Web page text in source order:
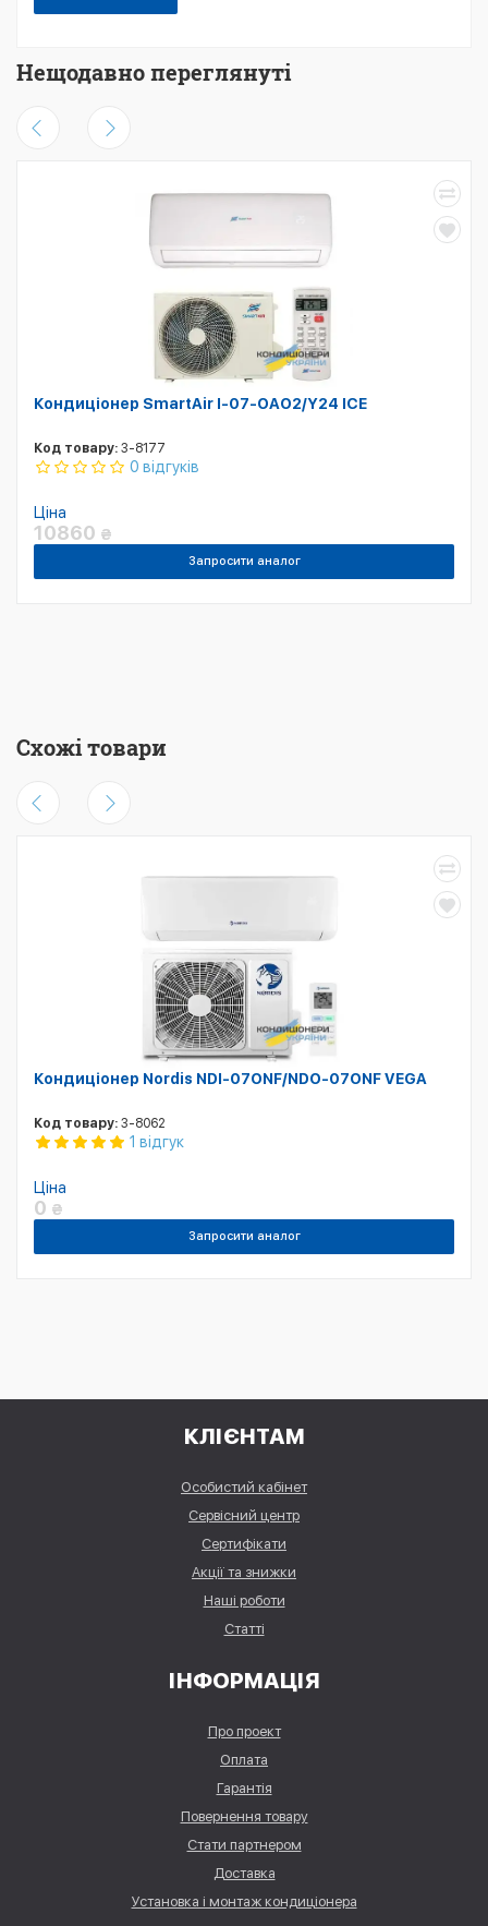
Нещодавно переглянуті
Кондиціонер SmartAir I-07-OAO2/Y24 ICE
Код товару: 3-8177
0 відгуків
Ціна
10860 ₴
Запросити аналог
Схожі товари
Кондиціонер Nordis NDI-07ONF/NDO-07ONF VEGA
Код товару: 3-8062
1 відгук
Ціна
0 ₴
Запросити аналог
КЛІЄНТАМ
Особистий кабінет
Сервісний центр
Сертифікати
Акції та знижки
Наші роботи
Статті
ІНФОРМАЦІЯ
Про проект
Оплата
Гарантія
Повернення товару
Стати партнером
Доставка
Установка і монтаж кондиціонера